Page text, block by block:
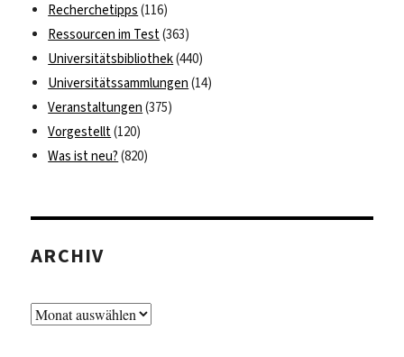
Recherchetipps (116)
Ressourcen im Test(363)
Universitätsbibliothek(440)
Universitätssammlungen (14)
Veranstaltungen (375)
Vorgestellt(120)
Was ist neu? (820)
ARCHIV
Archiv